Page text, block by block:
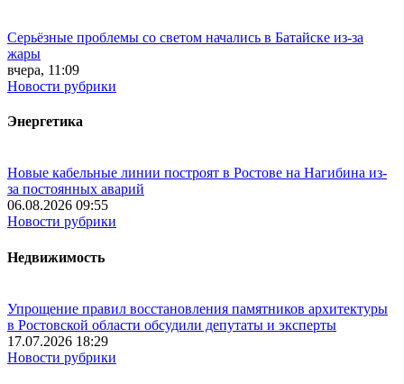
Серьёзные проблемы со светом начались в Батайске из-за
жары
вчера, 11:09
Новости рубрики
Энергетика
Новые кабельные линии построят в Ростове на Нагибина из-
за постоянных аварий
06.08.2026 09:55
Новости рубрики
Недвижимость
Упрощение правил восстановления памятников архитектуры
в Ростовской области обсудили депутаты и эксперты
17.07.2026 18:29
Новости рубрики